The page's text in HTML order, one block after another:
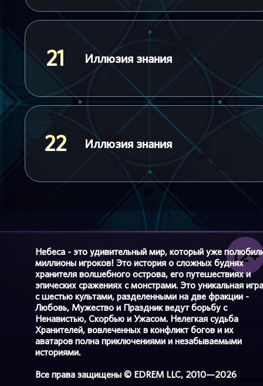
21 Иллюзия знания
22 Иллюзия знания
Небеса - это удивительный мир, который уже
миллионы игроков! Это история о сложных буднях
хранителя волшебного острова, его путешествиях и
эпических сражениях с монстрами. Это уникальная игра
с шестью культами, разделенными на две фракции -
Любовь, Мужество и Праздник ведут борьбу с
Ненавистью, Скорбью и Ужасом. Нелегкая судьба
Хранителей, вовлеченных в конфликт богов и их
аватаров полна приключениями и незабываемыми
историями.
Все права защищены © EDREM LLC, 2010—2026